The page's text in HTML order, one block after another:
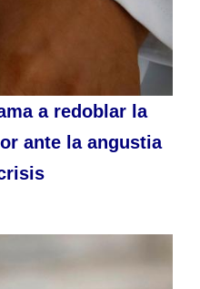
a redoblar la
ante la angustia